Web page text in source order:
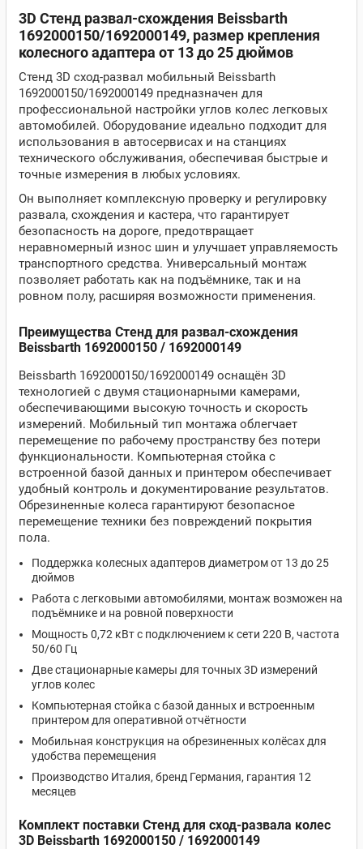
3D Стенд развал-схождения Beissbarth
1692000150/1692000149, размер крепления
колесного адаптера от 13 до 25 дюймов
Стенд 3D сход-развал мобильный Beissbarth
1692000150/1692000149 предназначен для
профессиональной настройки углов колес легковых
автомобилей. Оборудование идеально подходит для
использования в автосервисах и на станциях
технического обслуживания, обеспечивая быстрые и
точные измерения в любых условиях.
Он выполняет комплексную проверку и регулировку
развала, схождения и кастера, что гарантирует
безопасность на дороге, предотвращает
неравномерный износ шин и улучшает управляемость
транспортного средства. Универсальный монтаж
позволяет работать как на подъёмнике, так и на
ровном полу, расширяя возможности применения.
Преимущества Стенд для развал-схождения
Beissbarth 1692000150 / 1692000149
Beissbarth 1692000150/1692000149 оснащён 3D
технологией с двумя стационарными камерами,
обеспечивающими высокую точность и скорость
измерений. Мобильный тип монтажа облегчает
перемещение по рабочему пространству без потери
функциональности. Компьютерная стойка с
встроенной базой данных и принтером обеспечивает
удобный контроль и документирование результатов.
Обрезиненные колеса гарантируют безопасное
перемещение техники без повреждений покрытия
пола.
Поддержка колесных адаптеров диаметром от 13 до 25
дюймов
Работа с легковыми автомобилями, монтаж возможен на
подъёмнике и на ровной поверхности
Мощность 0,72 кВт с подключением к сети 220 В, частота
50/60 Гц
Две стационарные камеры для точных 3D измерений
углов колес
Компьютерная стойка с базой данных и встроенным
принтером для оперативной отчётности
Мобильная конструкция на обрезиненных колёсах для
удобства перемещения
Производство Италия, бренд Германия, гарантия 12
месяцев
Комплект поставки Стенд для сход-развала колес
3D Beissbarth 1692000150 / 1692000149